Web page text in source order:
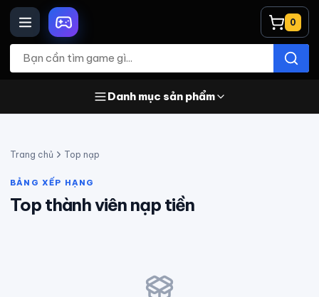
0
Danh mục sản phẩm
Trang chủ Top nạp
BẢNG XẾP HẠNG
Top thành viên nạp tiền